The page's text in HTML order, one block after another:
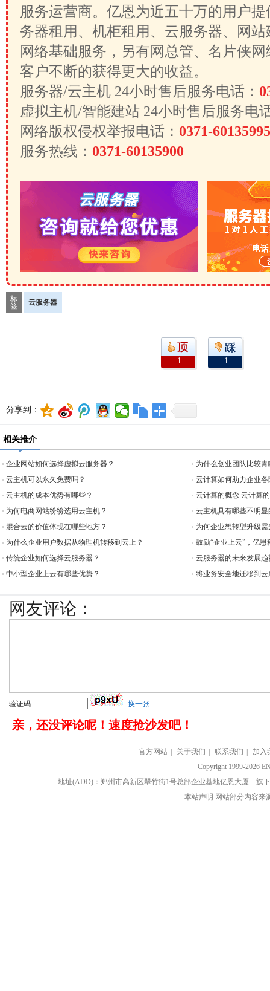
服务运营商。亿恩为近五十万的用户
务器租用、机柜租用、云服务器、网
网络基础服务，另有网总管、名片侠
客户不断的获得更大的收益。
服务器/云主机 24小时售后服务电话：
虚拟主机/智能建站 24小时售后服务电
网络版权侵权举报电话： 0371-60135995
服务热线： 0371-60135900
标
签
云服务器
1 1
分享到：
相关推介
企业网站如何选择虚拟云服务器？
云主机可以永久免费吗？
云主机的成本优势有哪些？
为何电商网站纷纷选用云主机？
混合云的价值体现在哪些地方？
为什么企业用户数据从物理机转移到云上？
传统企业如何选择云服务器？
中小型企业上云有哪些优势？
为什么创业团队比较
云计算如何助力企业各
云计算的概念 云计算
云主机具有哪些不明显
为何企业想转型升级
鼓励“企业上云”，亿
云服务器的未来发展趋
将业务安全地迁移到
网友评论：
验证码 换一张
亲，还没评论呢！速度抢沙发吧！
官方网站 关于我们 联系我们
加入
Copyright 1999-2026
地址(ADD)：郑州市高新区翠竹街1号总部企业基地亿恩大厦 旗
本站声明:网站部分内容来